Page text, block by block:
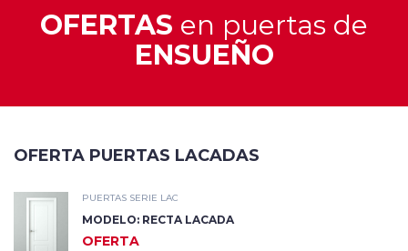
OFERTAS en puertas de
ENSUEÑO
OFERTA PUERTAS LACADAS
PUERTAS SERIE LAC
MODELO: RECTA LACADA
OFERTA